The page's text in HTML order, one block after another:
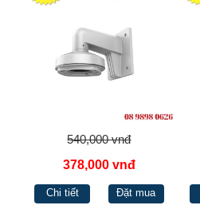
540,000 vnđ
378,000 vnđ
Chi tiết Đặt mua